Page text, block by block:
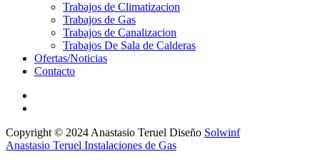
Trabajos de Climatizacion
Trabajos de Gas
Trabajos de Canalizacion
Trabajos De Sala de Calderas
Ofertas/Noticias
Contacto
Copyright © 2024 Anastasio Teruel Diseño Solwinf
Anastasio Teruel Instalaciones de Gas